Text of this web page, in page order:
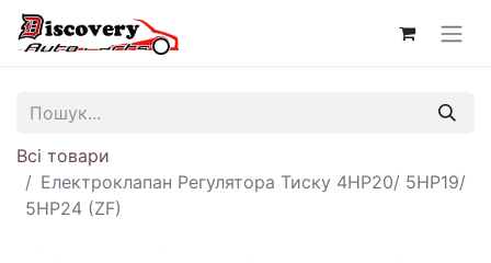
Всі товари
Електроклапан Регулятора Тиску 4HP20/ 5HP19/
5HP24 (ZF)